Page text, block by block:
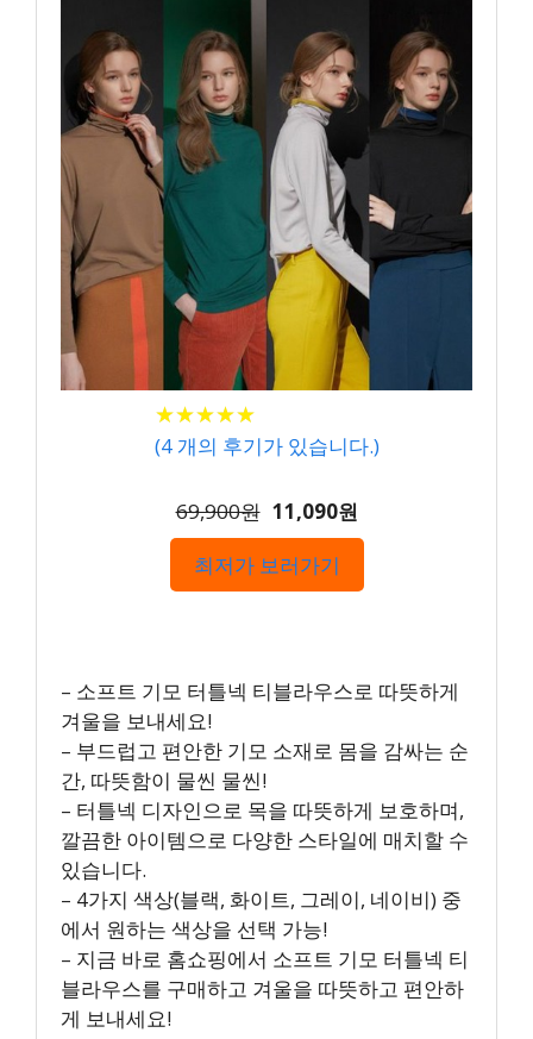
★★★★★
★★★★★
(4개의 후기가 있습니다.)
69,900원 11,090원
최저가 보러가기
– 소프트 기모 터틀넥 티블라우스로 따뜻하게
겨울을 보내세요!
– 부드럽고 편안한 기모 소재로 몸을 감싸는 순
간, 따뜻함이 물씬 물씬!
– 터틀넥 디자인으로 목을 따뜻하게 보호하며,
깔끔한 아이템으로 다양한 스타일에 매치할 수
있습니다.
– 4가지 색상(블랙, 화이트, 그레이, 네이비) 중
에서 원하는 색상을 선택 가능!
– 지금 바로 홈쇼핑에서 소프트 기모 터틀넥 티
블라우스를 구매하고 겨울을 따뜻하고 편안하
게 보내세요!